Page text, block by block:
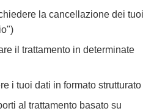
la cancellazione dei tuoi
il trattamento in determinate
i tuoi dati in formato strutturato
al trattamento basato su